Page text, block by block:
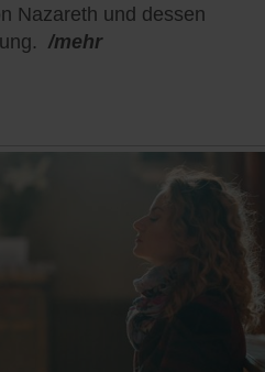
Nazareth und dessen
/mehr